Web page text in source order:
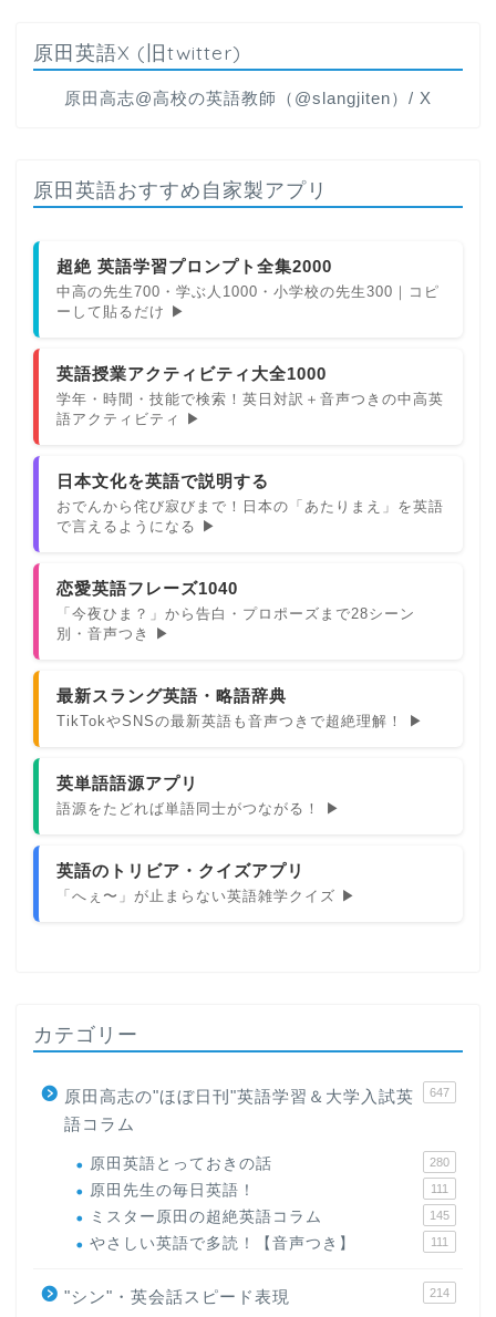
原田英語X (旧twitter)
原田高志@高校の英語教師（@slangjiten）/ X
原田英語おすすめ自家製アプリ
超絶 英語学習プロンプト全集2000
中高の先生700・学ぶ人1000・小学校の先生300｜コピ
ーして貼るだけ ▶
英語授業アクティビティ大全1000
学年・時間・技能で検索！英日対訳＋音声つきの中高英
語アクティビティ ▶
日本文化を英語で説明する
おでんから侘び寂びまで！日本の「あたりまえ」を英語
で言えるようになる ▶
恋愛英語フレーズ1040
「今夜ひま？」から告白・プロポーズまで28シーン
別・音声つき ▶
最新スラング英語・略語辞典
TikTokやSNSの最新英語も音声つきで超絶理解！ ▶
英単語語源アプリ
語源をたどれば単語同士がつながる！ ▶
英語のトリビア・クイズアプリ
「へぇ〜」が止まらない英語雑学クイズ ▶
カテゴリー
原田高志の"ほぼ日刊"英語学習＆大学入試英
語コラム
647
原田英語とっておきの話 280
原田先生の毎日英語！ 111
ミスター原田の超絶英語コラム 145
やさしい英語で多読！【音声つき】 111
"シン"・英会話スピード表現 214